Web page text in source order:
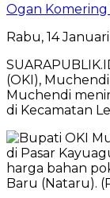
Ogan
Rabu, 14
(OKI),
Muchendi
di Kecamatan